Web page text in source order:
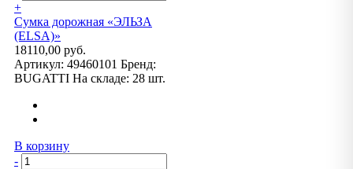
+
Сумка дорожная «ЭЛЬЗА
(ELSA)»
18110,00 руб.
Артикул: 49460101 Бренд:
BUGATTI На складе: 28 шт.
В корзину
-